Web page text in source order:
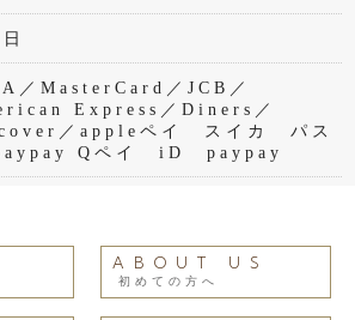
／MasterCard／JCB／
Express／Diners／
／appleペイ スイカ パス
Qペイ iD paypay
ABOUT US
初めての方へ